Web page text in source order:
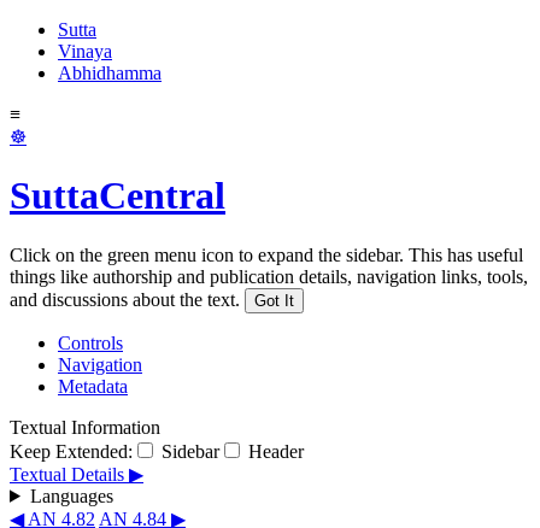
Sutta
Vinaya
Abhidhamma
≡
☸
SuttaCentral
Click on the green menu icon to expand the sidebar. This has useful
things like authorship and publication details, navigation links, tools,
and discussions about the text.
Got It
Controls
Navigation
Metadata
Textual Information
Keep Extended:
Sidebar
Header
Textual Details ▶
Languages
◀ AN 4.82 AN 4.84 ▶